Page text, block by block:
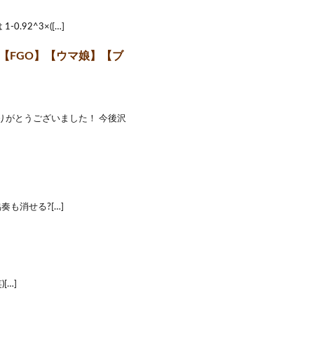
1-0.92^3×([…]
FGO】【ウマ娘】【ブ
とうございました！ 今後沢
も消せる?[…]